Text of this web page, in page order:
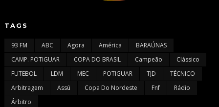
TAGS
93 FM ABC Agora América
BARAÚNAS
CAMP. POTIGUAR
COPA DO BRASIL Campeão
Clássico
FUTEBOL
LDM MEC POTIGUAR TJD
TÉCNICO
Arbitragem
Assú Copa Do Nordeste Fnf
Rádio
Árbitro